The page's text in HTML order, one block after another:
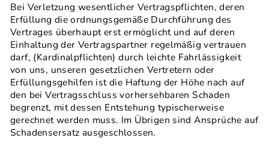
Bei Verletzung wesentlicher Vertragspflichten, deren
Erfüllung die ordnungsgemäße Durchführung des
Vertrages überhaupt erst ermöglicht und auf deren
Einhaltung der Vertragspartner regelmäßig vertrauen
darf, (Kardinalpflichten) durch leichte Fahrlässigkeit
von uns, unseren gesetzlichen Vertretern oder
Erfüllungsgehilfen ist die Haftung der Höhe nach auf
den bei Vertragsschluss vorhersehbaren Schaden
begrenzt, mit dessen Entstehung typischerweise
gerechnet werden muss. Im Übrigen sind Ansprüche auf
Schadensersatz ausgeschlossen.